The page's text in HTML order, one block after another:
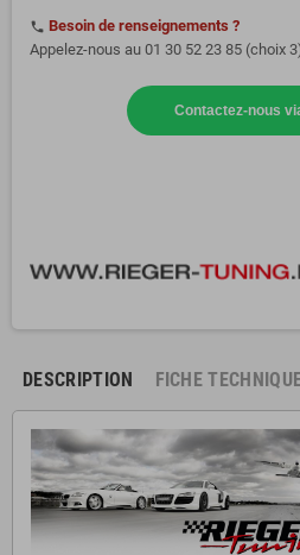
phone Besoin de renseignements ?
Appelez-nous au 01 30 52 23 85 (choix
Contactez-nous
DESCRIPTION FICHE